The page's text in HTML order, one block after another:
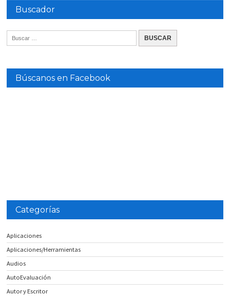
Buscador
Búscanos en Facebook
Categorías
Aplicaciones
Aplicaciones/Herramientas
Audios
AutoEvaluación
Autor y Escritor